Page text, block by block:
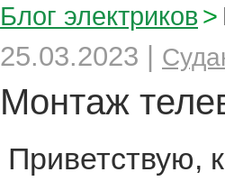
Блог электриков>
25.03.2023 |
Монтаж
Приветствую,